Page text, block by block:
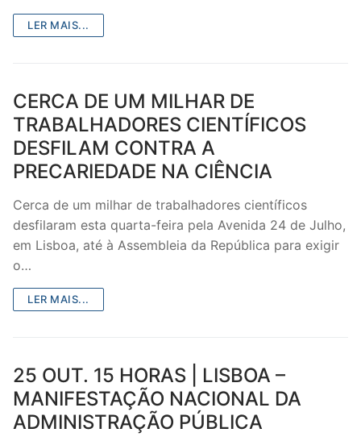
Revista Intervir
LER MAIS...
CERCA DE UM MILHAR DE
TRABALHADORES CIENTÍFICOS
DESFILAM CONTRA A
PRECARIEDADE NA CIÊNCIA
Cerca de um milhar de trabalhadores científicos
desfilaram esta quarta-feira pela Avenida 24 de Julho,
em Lisboa, até à Assembleia da República para exigir
o…
LER MAIS...
25 OUT. 15 HORAS | LISBOA –
MANIFESTAÇÃO NACIONAL DA
ADMINISTRAÇÃO PÚBLICA